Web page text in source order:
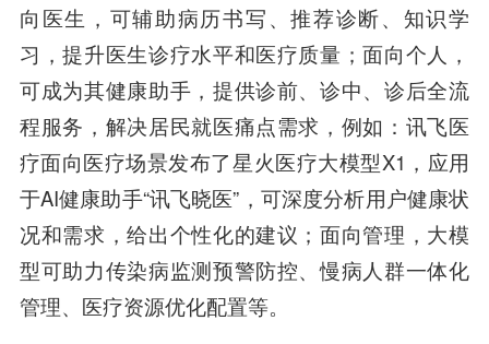
向医生，可辅助病历书写、推荐诊断、知识学
习，提升医生诊疗水平和医疗质量；面向个人，
可成为其健康助手，提供诊前、诊中、诊后全流
程服务，解决居民就医痛点需求，例如：讯飞医
疗面向医疗场景发布了星火医疗大模型X1，应用
于AI健康助手“讯飞晓医”，可深度分析用户健康状
况和需求，给出个性化的建议；面向管理，大模
型可助力传染病监测预警防控、慢病人群一体化
管理、医疗资源优化配置等。